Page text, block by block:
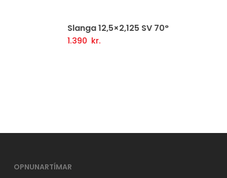
Slanga 12,5×2,125 SV 70°
Setja Í Körfu
OPNUNARTÍMAR